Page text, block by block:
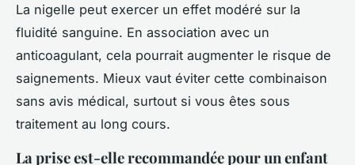
La nigelle peut exercer un effet modéré sur la
fluidité sanguine. En association avec un
anticoagulant, cela pourrait augmenter le risque de
saignements. Mieux vaut éviter cette combinaison
sans avis médical, surtout si vous êtes sous
traitement au long cours.
La prise est-elle recommandée pour un enfant